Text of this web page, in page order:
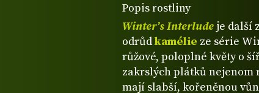
Popis rostliny
Winter’s Interlude je další
odrůdkamélie ze série
růžové, poloplné květy o
zakrslých plátků nejenom
mají slabší, kořeněnou